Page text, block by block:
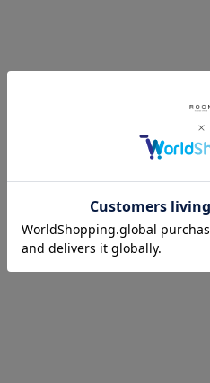
CARHARTT WIP
I035943]
6,776 円(税込)
定価:9,680円